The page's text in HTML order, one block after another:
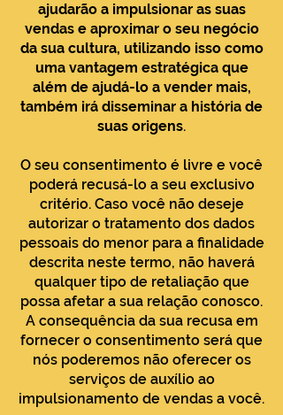
ajudarão a impulsionar as suas
vendas e aproximar o seu negócio
da sua cultura, utilizando isso como
uma vantagem estratégica que
além de ajudá-lo a vender mais,
também irá disseminar a história de
suas origens.
O seu consentimento é livre e você
poderá recusá-lo a seu exclusivo
critério. Caso você não deseje
autorizar o tratamento dos dados
pessoais do menor para a finalidade
descrita neste termo, não haverá
qualquer tipo de retaliação que
possa afetar a sua relação conosco.
A consequência da sua recusa em
fornecer o consentimento será que
nós poderemos não oferecer os
serviços de auxílio ao
impulsionamento de vendas a você.